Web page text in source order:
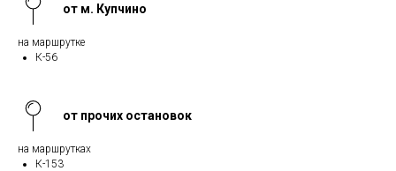
от м. Купчино
на маршрутке
К-56
от прочих остановок
на маршрутках
К-153